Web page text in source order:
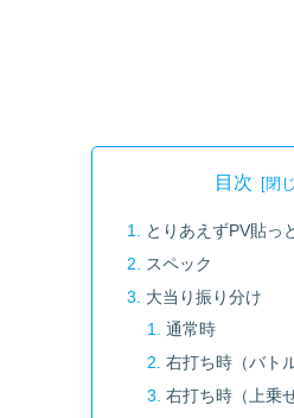
目次
とりあえずPV貼っ
スペック
大当り振り分け
通常時
右打ち時（バト
右打ち時（上乗